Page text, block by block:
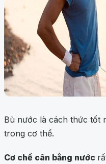
Bù nước là cách thức tốt
trong cơ thể.
Cơ chế cân bằng nước